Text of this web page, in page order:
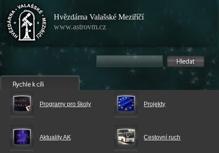
Hvězdárna Valašské Meziříčí
www.astrovm.cz
Programy pro školy Projekty
Aktuality AK Cestovní ruch